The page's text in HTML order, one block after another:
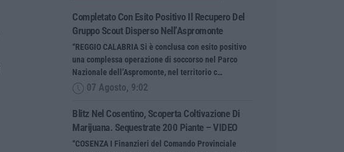
Completato Con Esito Positivo Il Recupero Del
Gruppo Scout Disperso Nell’Aspromonte
“REGGIO CALABRIA Si è conclusa con esito positivo
una complessa operazione di soccorso nel Parco
Nazionale dell’Aspromonte, nel territorio c…
07 Agosto, 9:02
Blitz Nel Cosentino, Scoperta Coltivazione Di
Marijuana. Sequestrate 200 Piante – VIDEO
“COSENZA I Finanzieri del Comando Provinciale